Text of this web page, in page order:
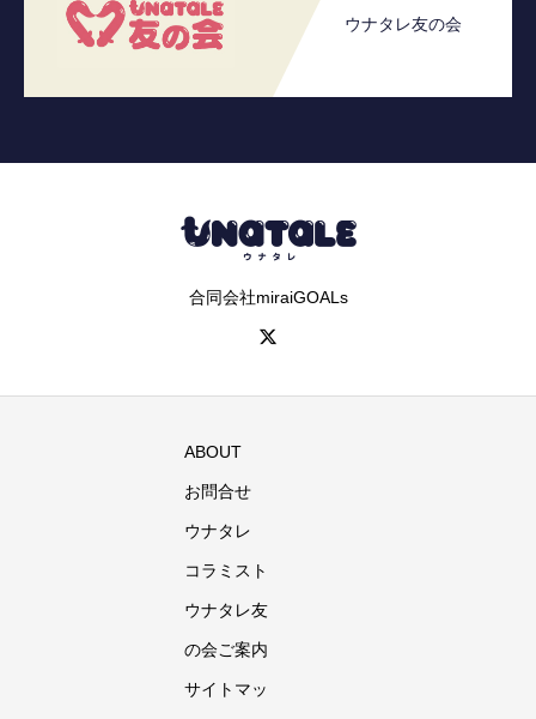
ウナタレ友の会
合同会社miraiGOALs
ABOUT
お問合せ
ウナタレ
コラミスト
ウナタレ友
の会ご案内
サイトマッ